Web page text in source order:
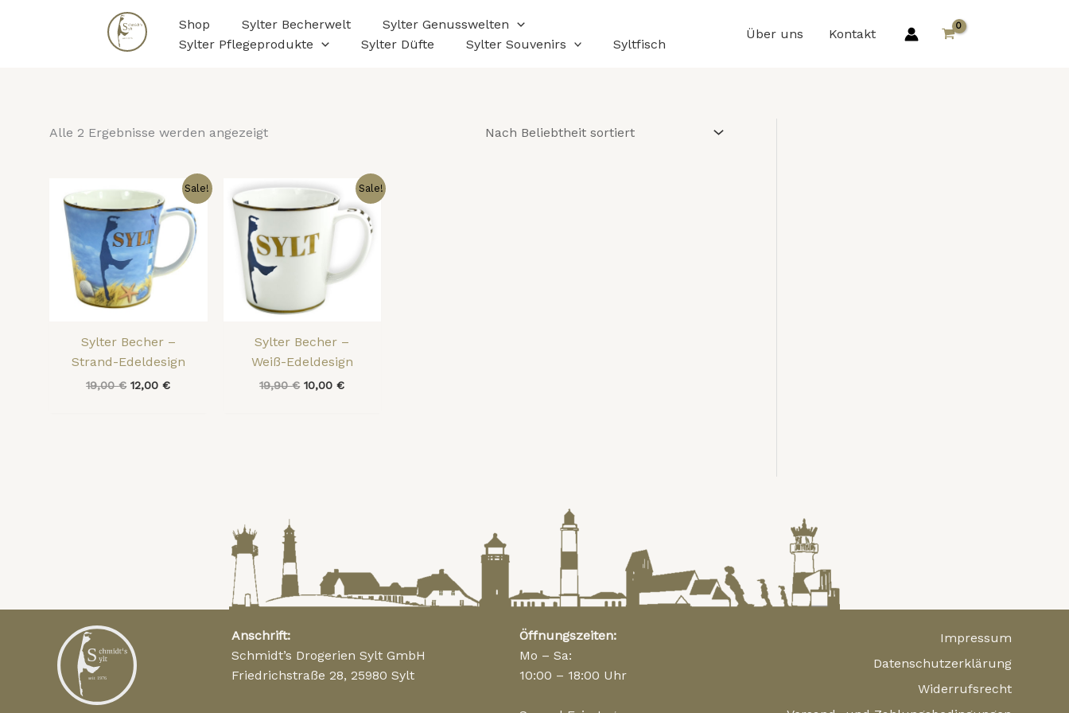
Shop Sylter Becherwelt
Sylter Genusswelten
Sylter Pflegeprodukte
Sylter Düfte Sylter Souvenirs Syltfisch
Über uns Kontakt
Alle 2 Ergebnisse werden angezeigt
Beliebtheit
sortiert
Sale!
Sylter Becher –
Strand-Edeldesign
19,00€
Ursprünglicher
war:
19,00 €
12,00€
Aktueller
Preis
ist:
12,00 €.
Sale!
Sylter Becher –
Weiß-Edeldesign
19,90€
Ursprünglicher
war:
10,00€
Aktueller
Preis
ist:
10,00 €.
Anschrift:
Schmidt’s Drogerien Sylt GmbH
Friedrichstraße 28, 25980 Sylt
Öffnungszeiten:
Mo – Sa:
10:00 – 18:00 Uhr
Impressum
Datenschutzerklärung
Widerrufsrecht